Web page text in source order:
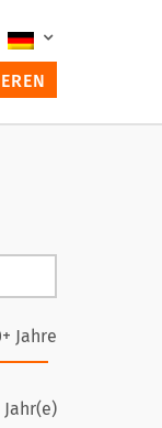
Jahre
Jahr(e)